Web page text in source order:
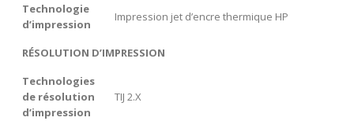
Technologie
d’impression
Impression jet d’encre thermique HP
RÉSOLUTION D’IMPRESSION
Technologies
de résolution
d’impression
TIJ 2.X